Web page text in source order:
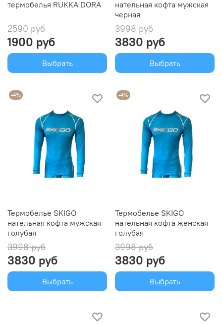
термобелья RUKKA DORA
2590 руб
1900 руб
Выбрать
нательная кофта мужская
черная
3998 руб
3830 руб
Выбрать
-4%
Термобелье SKIGO
нательная кофта мужская
голубая
3998 руб
3830 руб
Выбрать
-4%
Термобелье SKIGO
нательная кофта женская
голубая
3998 руб
3830 руб
Выбрать